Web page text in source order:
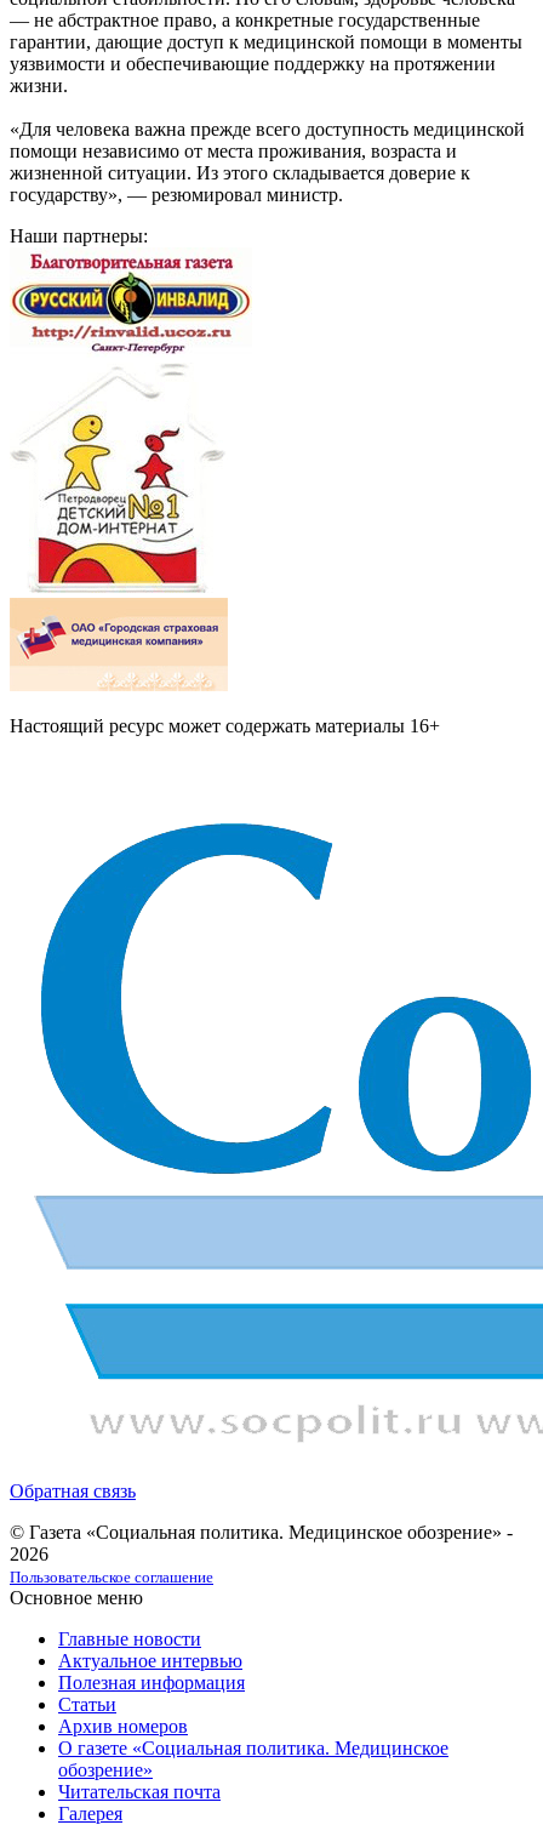
— не абстрактное право, а конкретные государственные
гарантии, дающие доступ к медицинской помощи в моменты
уязвимости и обеспечивающие поддержку на протяжении
жизни.
«Для человека важна прежде всего доступность медицинской
помощи независимо от места проживания, возраста и
жизненной ситуации. Из этого складывается доверие к
государству», — резюмировал министр.
Наши партнеры:
Настоящий ресурс может содержать материалы 16+
Обратная связь
© Газета «Социальная политика. Медицинское обозрение» -
2026
Пользовательское соглашение
Основное меню
Главные новости
Актуальное интервью
Полезная информация
Статьи
Архив номеров
О газете «Социальная политика. Медицинское
обозрение»
Читательская почта
Галерея